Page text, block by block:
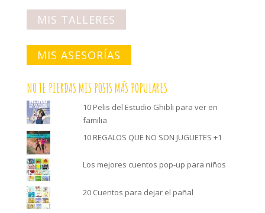
MIS TALLERES
MIS ASESORÍAS
NO TE PIERDAS MIS POSTS MÁS POPULARES
10 Pelis del Estudio Ghibli para ver en
familia
10 REGALOS QUE NO SON JUGUETES +1
Los mejores cuentos pop-up para niños
20 Cuentos para dejar el pañal